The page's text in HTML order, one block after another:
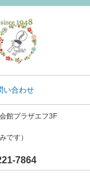
い合わせ
館プラザエフ3F
です）
7864